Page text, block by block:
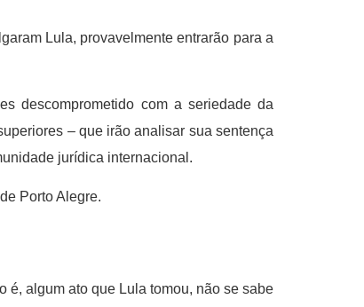
Lula, provavelmente entrarão para a
descomprometido com a seriedade da
– que irão analisar sua sentença
jurídica internacional.
Porto Alegre.
é, algum ato que Lula tomou, não se sabe